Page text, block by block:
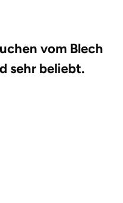
vom Blech
sehr beliebt.